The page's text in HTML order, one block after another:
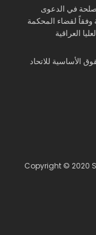
في الدعوى
وفقاً لقضاء المحكمة
العراقية
الأساسية للاتحاد
Copyright © 2020